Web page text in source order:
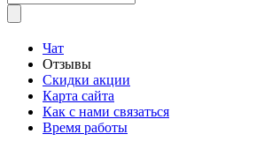
Чат
Отзывы
Скидки акции
Карта сайта
Как с нами связаться
Время работы